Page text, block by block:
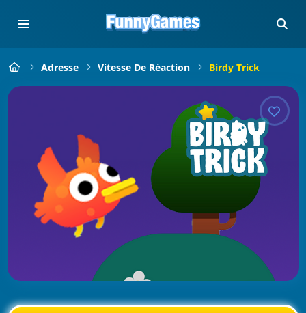
Adresse Vitesse De Réaction Birdy Trick